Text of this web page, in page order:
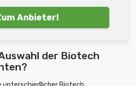
Anbieter!
der Biotech